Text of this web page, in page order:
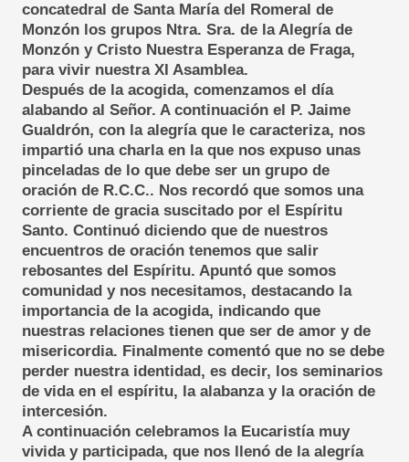
concatedral de Santa María del Romeral de
Monzón los grupos Ntra. Sra. de la Alegría de
Monzón y Cristo Nuestra Esperanza de Fraga,
para vivir nuestra XI Asamblea.
Después de la acogida, comenzamos el día
alabando al Señor. A continuación el P. Jaime
Gualdrón, con la alegría que le caracteriza, nos
impartió una charla en la que nos expuso unas
pinceladas de lo que debe ser un grupo de
oración de R.C.C.. Nos recordó que somos una
corriente de gracia suscitado por el Espíritu
Santo. Continuó diciendo que de nuestros
encuentros de oración tenemos que salir
rebosantes del Espíritu. Apuntó que somos
comunidad y nos necesitamos, destacando la
importancia de la acogida, indicando que
nuestras relaciones tienen que ser de amor y de
misericordia. Finalmente comentó que no se debe
perder nuestra identidad, es decir, los seminarios
de vida en el espíritu, la alabanza y la oración de
intercesión.
A continuación celebramos la Eucaristía muy
vivida y participada, que nos llenó de la alegría